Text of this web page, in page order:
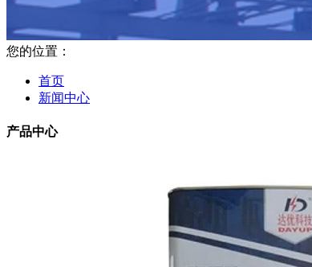
您的位置：
首页
新闻中心
产品中心